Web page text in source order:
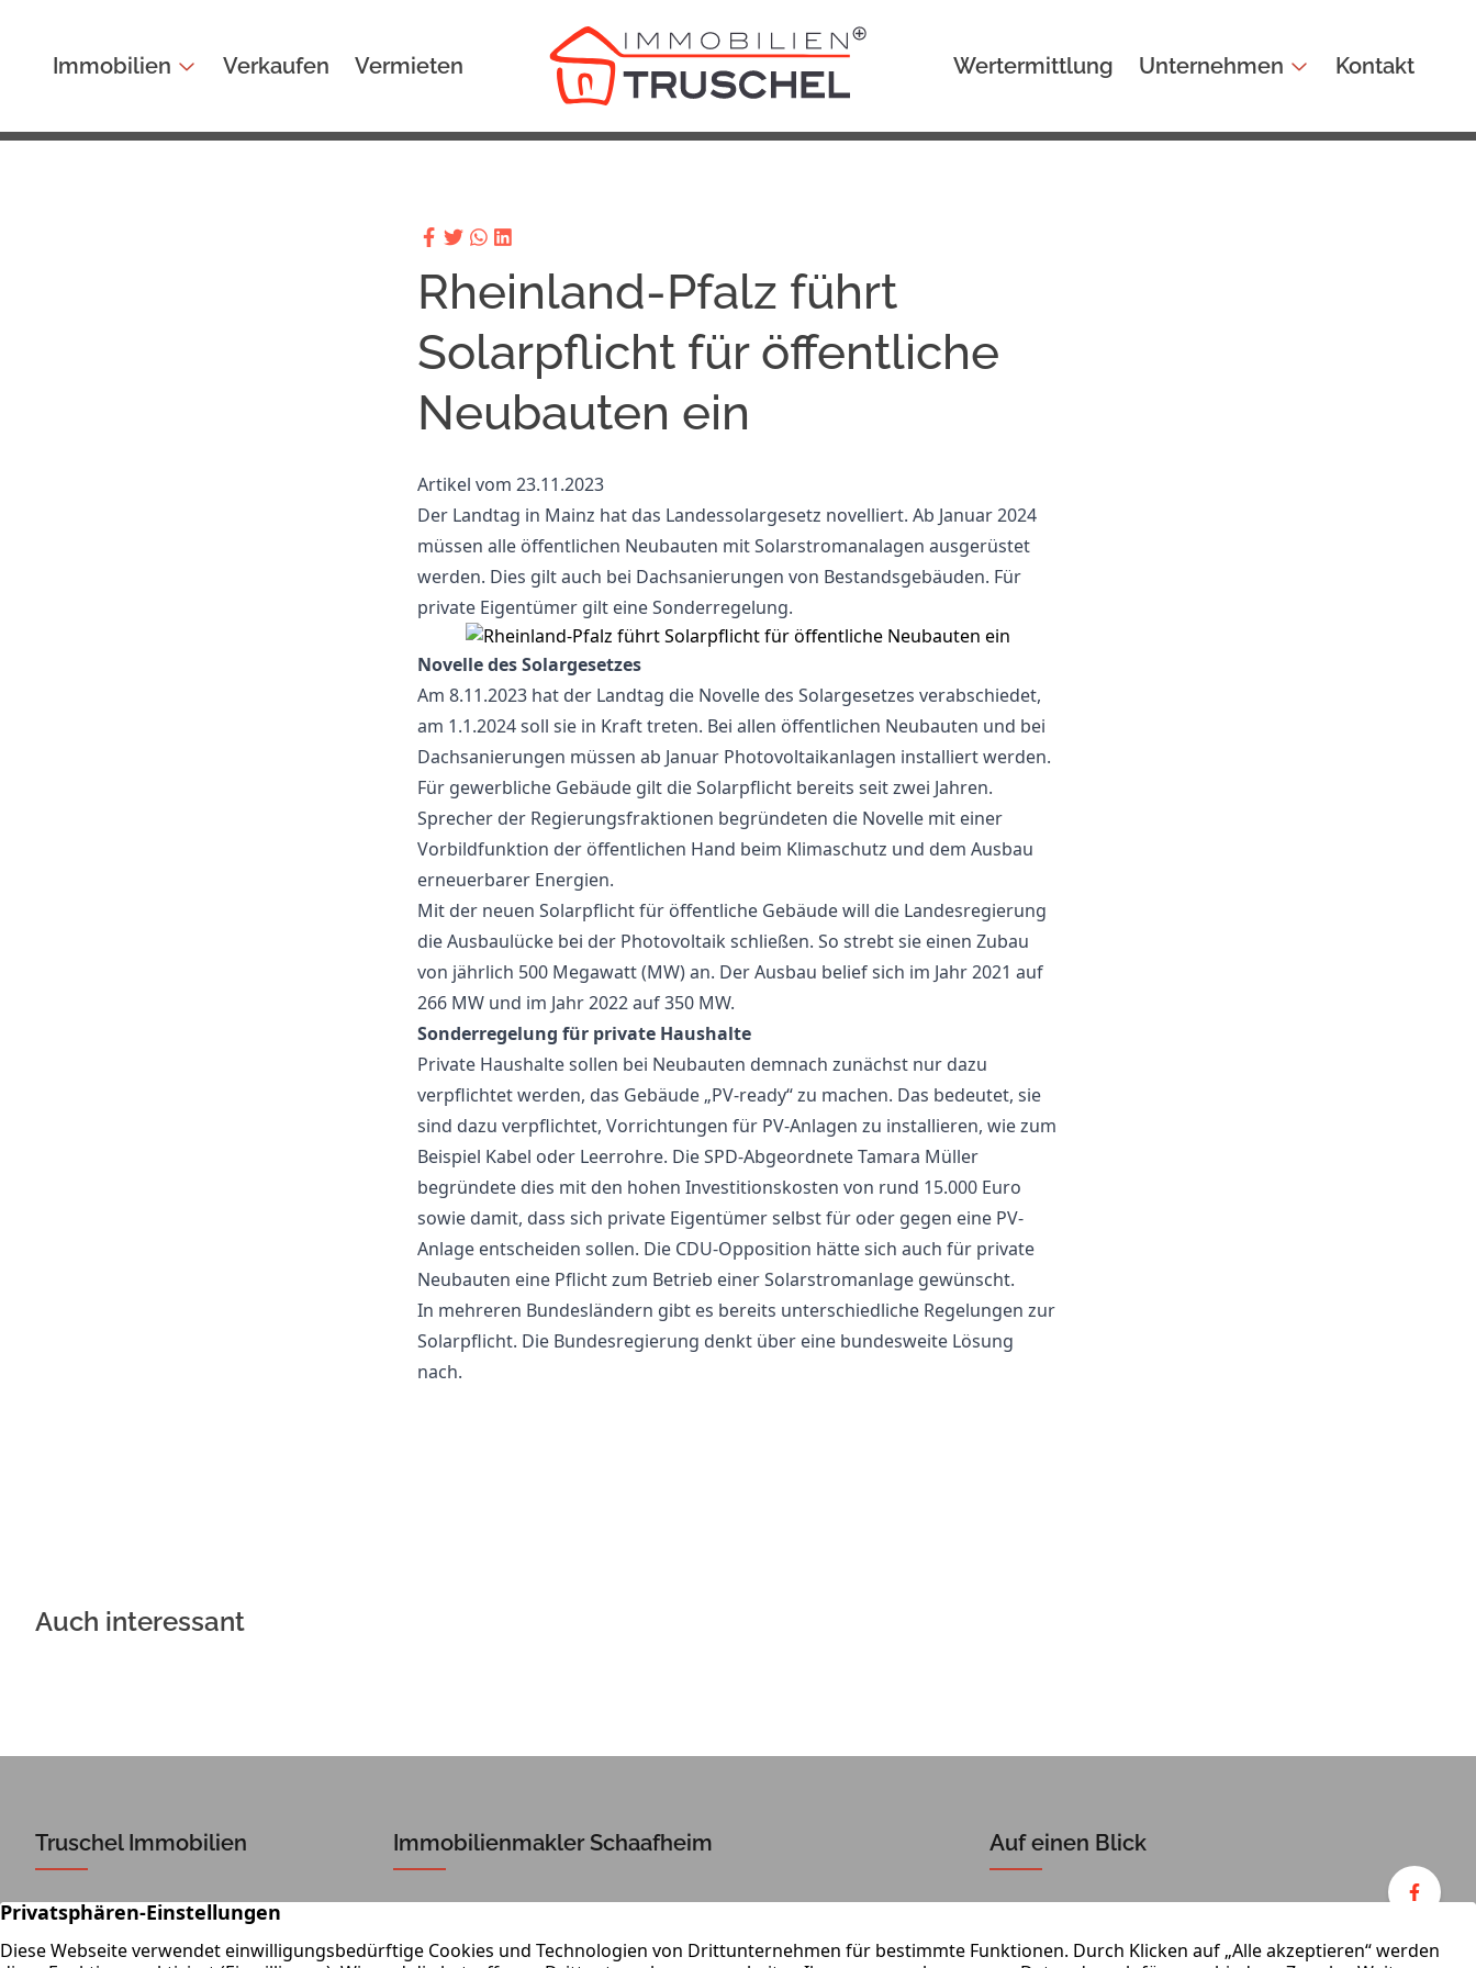
Immobilien Verkaufen Vermieten Wertermittlung Unternehmen Kontakt
Rheinland-Pfalz führt
Solarpflicht für öffentliche
Neubauten ein
Artikel vom 23.11.2023
Der Landtag in Mainz hat das Landessolargesetz novelliert. Ab Januar 2024
müssen alle öffentlichen Neubauten mit Solarstromanalagen ausgerüstet
werden. Dies gilt auch bei Dachsanierungen von Bestandsgebäuden. Für
private Eigentümer gilt eine Sonderregelung.
Novelle des Solargesetzes
Am 8.11.2023 hat der Landtag die Novelle des Solargesetzes verabschiedet,
am 1.1.2024 soll sie in Kraft treten. Bei allen öffentlichen Neubauten und bei
Dachsanierungen müssen ab Januar Photovoltaikanlagen installiert werden.
Für gewerbliche Gebäude gilt die Solarpflicht bereits seit zwei Jahren.
Sprecher der Regierungsfraktionen begründeten die Novelle mit einer
Vorbildfunktion der öffentlichen Hand beim Klimaschutz und dem Ausbau
erneuerbarer Energien.
Mit der neuen Solarpflicht für öffentliche Gebäude will die Landesregierung
die Ausbaulücke bei der Photovoltaik schließen. So strebt sie einen Zubau
von jährlich 500 Megawatt (MW) an. Der Ausbau belief sich im Jahr 2021 auf
266 MW und im Jahr 2022 auf 350 MW.
Sonderregelung für private Haushalte
Private Haushalte sollen bei Neubauten demnach zunächst nur dazu
verpflichtet werden, das Gebäude „PV-ready“ zu machen. Das bedeutet, sie
sind dazu verpflichtet, Vorrichtungen für PV-Anlagen zu installieren, wie zum
Beispiel Kabel oder Leerrohre. Die SPD-Abgeordnete Tamara Müller
begründete dies mit den hohen Investitionskosten von rund 15.000 Euro
sowie damit, dass sich private Eigentümer selbst für oder gegen eine PV-
Anlage entscheiden sollen. Die CDU-Opposition hätte sich auch für private
Neubauten eine Pflicht zum Betrieb einer Solarstromanlage gewünscht.
In mehreren Bundesländern gibt es bereits unterschiedliche Regelungen zur
Solarpflicht. Die Bundesregierung denkt über eine bundesweite Lösung
nach.
Auch interessant
Truschel Immobilien
Dieselstraße 4
64850 Schaafheim
Immobilienmakler Schaafheim
Das Team von Truschel Immobilien hilft Ihnen
Auf einen Blick